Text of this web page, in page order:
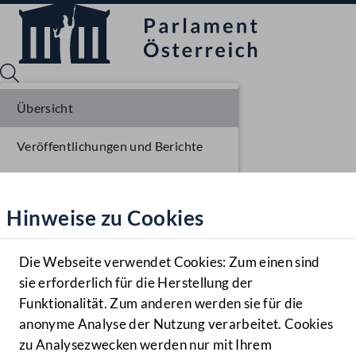
Hilfe
Benutzer
Navigationsmenü öffnen
MENÜ
Hinweise zu Cookies
Die Webseite verwendet Cookies: Zum einen sind
sie erforderlich für die Herstellung der
Funktionalität. Zum anderen werden sie für die
anonyme Analyse der Nutzung verarbeitet. Cookies
zu Analysezwecken werden nur mit Ihrem
Übersicht
Veröffentlichungen und Berichte
Parlamentarisches Verfahren